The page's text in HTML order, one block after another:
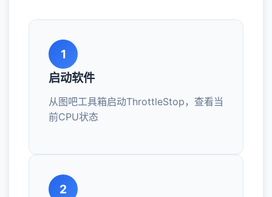
1
启动软件
从图吧工具箱启动ThrottleStop，查看当
前CPU状态
2